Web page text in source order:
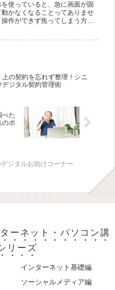
を使っていると、急に画面が固
動かなくなることってありませ
操作ができず焦ってしまう方も
上の契約を忘れず整理！シニ
デジタル契約管理術
べた
のポ
ジタルお助けコーナー
ーネット・パソコン講
リーズ
インターネット基礎編
ソーシャルメディア編